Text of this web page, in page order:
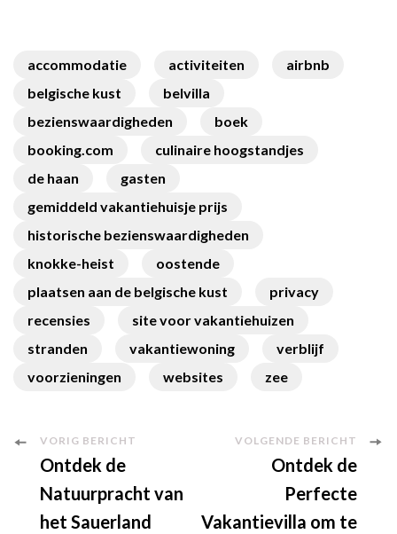
accommodatie activiteiten
airbnb
belgische kust
belvilla
bezienswaardigheden
boek
booking.com
culinaire hoogstandjes
de haan
gasten
gemiddeld vakantiehuisje prijs
historische bezienswaardigheden
knokke-heist
oostende
plaatsen aan de belgische kust
privacy
recensies
site voor vakantiehuizen
stranden
vakantiewoning
verblijf
voorzieningen
websites zee
Berichtnavigatie
VORIG BERICHT
Ontdek de
Natuurpracht van
het Sauerland
VOLGENDE BERICHT
Ontdek de
Perfecte
Vakantievilla om te